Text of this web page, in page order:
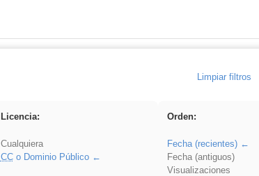
Limpiar filtros
Licencia:
Cualquiera
CCo Dominio Público
Orden:
Fecha (recientes)
Fecha (antiguos)
Visualizaciones